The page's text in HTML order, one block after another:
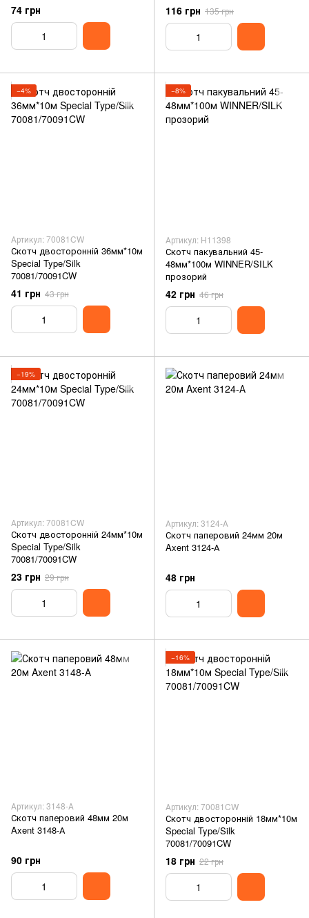
74 грн 116 грн 135 грн
−4%
Артикул: 70081CW
Скотч двосторонній 36мм*10м
Special Type/Silk
70081/70091CW
41 грн 43 грн
−8%
Артикул: H11398
Скотч пакувальний 45-
48мм*100м WINNER/SILK
прозорий
42 грн 46 грн
−19%
Артикул: 70081CW
Скотч двосторонній 24мм*10м
Special Type/Silk
70081/70091CW
23 грн 29 грн
Артикул: 3124-А
Скотч паперовий 24мм 20м
Axent 3124-А
48 грн
Артикул: 3148-А
Скотч паперовий 48мм 20м
Axent 3148-А
90 грн
−16%
Артикул: 70081CW
Скотч двосторонній 18мм*10м
Special Type/Silk
70081/70091CW
18 грн 22 грн